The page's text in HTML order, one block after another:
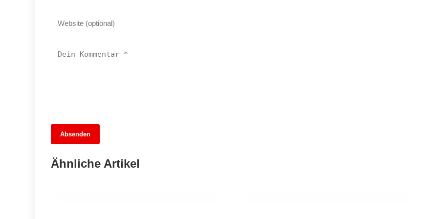
Absenden
Ähnliche Artikel
Fußballfieber im Dreiländer-Showdown:
Wer gewinnt das Wettspiel der